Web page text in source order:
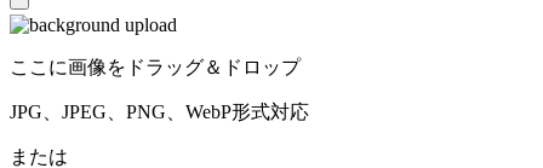
ここに画像をドラッグ＆ドロップ
JPG、JPEG、PNG、WebP形式対応
または